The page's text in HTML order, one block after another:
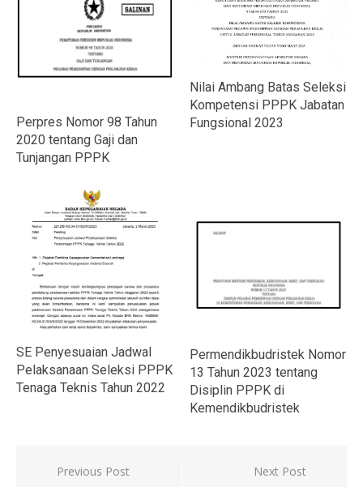
Perpres Nomor 98 Tahun
2020 tentang Gaji dan
Tunjangan PPPK
Nilai Ambang Batas Seleksi
Kompetensi PPPK Jabatan
Fungsional 2023
SE Penyesuaian Jadwal
Pelaksanaan Seleksi PPPK
Tenaga Teknis Tahun 2022
Permendikbudristek Nomor
13 Tahun 2023 tentang
Disiplin PPPK di
Kemendikbudristek
Navigasi
Previous Post Next Post